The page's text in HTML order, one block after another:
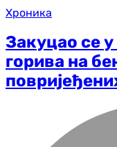
Хроника
Закуцао се
горива на